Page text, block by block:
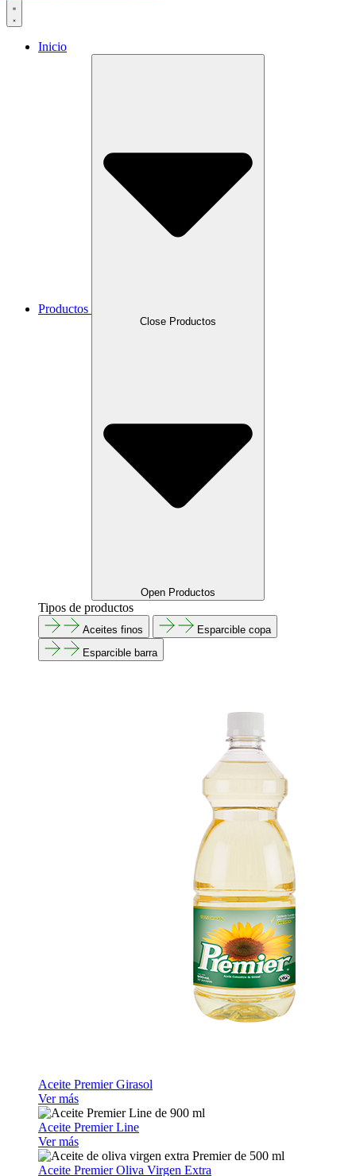
Inicio
Productos
Close Productos
Open Productos
Tipos de productos
Aceites finos
Esparcible copa
Esparcible barra
Aceite Premier Girasol
Ver más
Aceite Premier Line
Ver más
Aceite Premier Oliva Virgen Extra